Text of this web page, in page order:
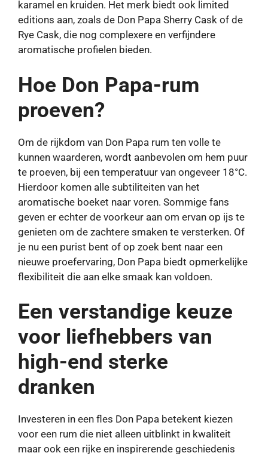
karamel en kruiden. Het merk biedt ook limited
editions aan, zoals de Don Papa Sherry Cask of de
Rye Cask, die nog complexere en verfijndere
aromatische profielen bieden.
Hoe Don Papa-rum
proeven?
Om de rijkdom van Don Papa rum ten volle te
kunnen waarderen, wordt aanbevolen om hem puur
te proeven, bij een temperatuur van ongeveer 18°C.
Hierdoor komen alle subtiliteiten van het
aromatische boeket naar voren. Sommige fans
geven er echter de voorkeur aan om ervan op ijs te
genieten om de zachtere smaken te versterken. Of
je nu een purist bent of op zoek bent naar een
nieuwe proefervaring, Don Papa biedt opmerkelijke
flexibiliteit die aan elke smaak kan voldoen.
Een verstandige keuze
voor liefhebbers van
high-end sterke
dranken
Investeren in een fles Don Papa betekent kiezen
voor een rum die niet alleen uitblinkt in kwaliteit
maar ook een rijke en inspirerende geschiedenis